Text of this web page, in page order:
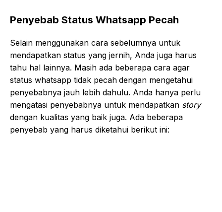
Penyebab Status Whatsapp Pecah
Selain menggunakan cara sebelumnya untuk
mendapatkan status yang jernih, Anda juga harus
tahu hal lainnya. Masih ada beberapa cara agar
status whatsapp tidak pecah dengan mengetahui
penyebabnya jauh lebih dahulu. Anda hanya perlu
mengatasi penyebabnya untuk mendapatkan story
dengan kualitas yang baik juga. Ada beberapa
penyebab yang harus diketahui berikut ini: